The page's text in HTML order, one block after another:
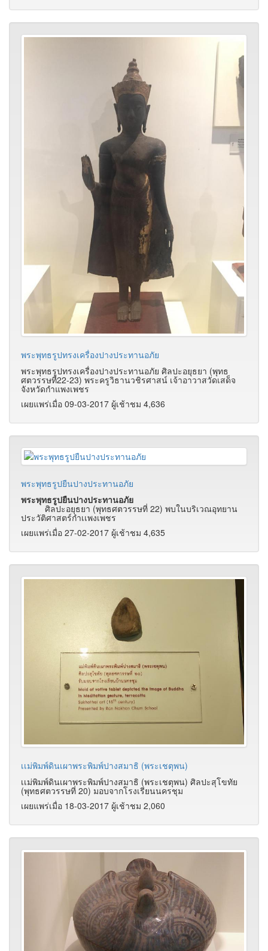
พระพุทธรูปทรงเครื่องปางประทานอภัย
พระพุทธรูปทรงเครื่องปางประทานอภัย ศิลปะอยุธยา (พุทธ
ศตวรรษที่22-23) พระครูวิธานวชิรศาสน์ เจ้าอาวาสวัดเสด็จ
จังหวัดกำแพงเพชร
เผยแพร่เมื่อ 09-03-2017 ผู้เช้าชม 4,636
พระพุทธรูปยืนปางประทานอภัย
พระพุทธรูปยืนปางประทานอภัย
ศิลปะอยุธยา (พุทธศตวรรษที่ 22) พบในบริเวณอุทยาน
ประวัติศาสตร์กำเเพงเพชร
เผยแพร่เมื่อ 27-02-2017 ผู้เช้าชม 4,635
เเม่พิมพ์ดินเผาพระพิมพ์ปางสมาธิ (พระเชตุพน)
เเม่พิมพ์ดินเผาพระพิมพ์ปางสมาธิ (พระเชตุพน) ศิลปะสุโขทัย
(พุทธศตวรรษที่ 20) มอบจากโรงเรียนนครชุม
เผยแพร่เมื่อ 18-03-2017 ผู้เช้าชม 2,060